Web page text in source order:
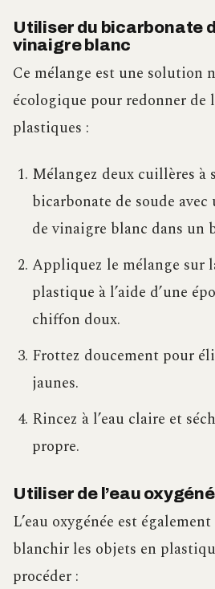
Utiliser du bicarbonate
vinaigre blanc
Ce mélange est une solution
écologique pour redonner de
plastiques :
Mélangez deux cuillères à
bicarbonate de soude
de vinaigre blanc dans un
Appliquez le mélange sur
plastique à l’aide d’une
chiffon doux.
Frottez doucement pour
jaunes.
Rincez à l’eau claire et
propre.
Utiliser de l’eau
L’eau oxygénée est
blanchir les objets en
procéder :